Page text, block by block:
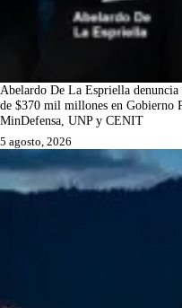
Abelardo De La Espriella
de $370 mil millones en Gobierno
MinDefensa, UNP y CENIT
5 agosto, 2026